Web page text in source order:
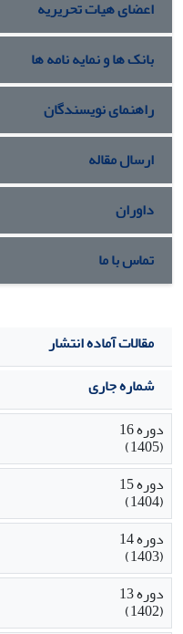
شبیه سازی تبرید حل
ارایه شده اند. نتایج
برای سیستم های جانشینی
اعضای هیات تحریریه
بانک ها و نمایه نامه ها
راهنمای نویسندگان
ارسال مقاله
داوران
تماس با ما
مقالات آماده انتشار
شماره جاری
دوره 16
(1405)
دوره 15
(1404)
دوره 14
(1403)
دوره 13
(1402)